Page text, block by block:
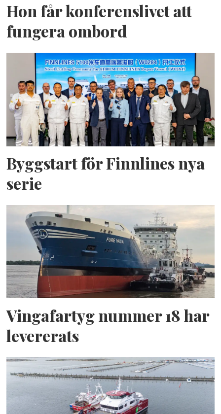
Hon får konferenslivet att
fungera ombord
Byggstart för Finnlines nya
serie
Vingafartyg nummer 18 har
levererats